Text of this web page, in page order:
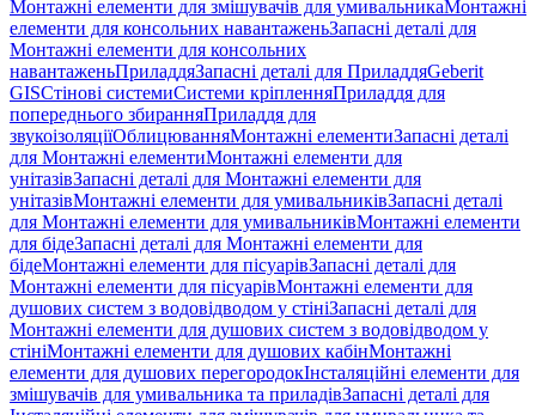
Монтажні елементи для змішувачів для умивальникаМонтажні
елементи для консольних навантаженьЗапасні деталі для
Монтажні елементи для консольних
навантаженьПриладдяЗапасні деталі для ПриладдяGeberit
GISСтінові системиСистеми кріпленняПриладдя для
попереднього збиранняПриладдя для
звукоізоляціїОблицюванняМонтажні елементиЗапасні деталі
для Монтажні елементиМонтажні елементи для
унітазівЗапасні деталі для Монтажні елементи для
унітазівМонтажні елементи для умивальниківЗапасні деталі
для Монтажні елементи для умивальниківМонтажні елементи
для бідеЗапасні деталі для Монтажні елементи для
бідеМонтажні елементи для пісуарівЗапасні деталі для
Монтажні елементи для пісуарівМонтажні елементи для
душових систем з водовідводом у стініЗапасні деталі для
Монтажні елементи для душових систем з водовідводом у
стініМонтажні елементи для душових кабінМонтажні
елементи для душових перегородокІнсталяційні елементи для
змішувачів для умивальника та приладівЗапасні деталі для